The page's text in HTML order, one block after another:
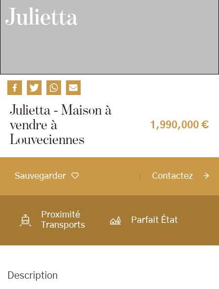
Julietta
Julietta - Maison à
vendre à
Louveciennes
1,990,000 €
Sauvegarder Contactez
Proximité
Transports
Parfait État
Description